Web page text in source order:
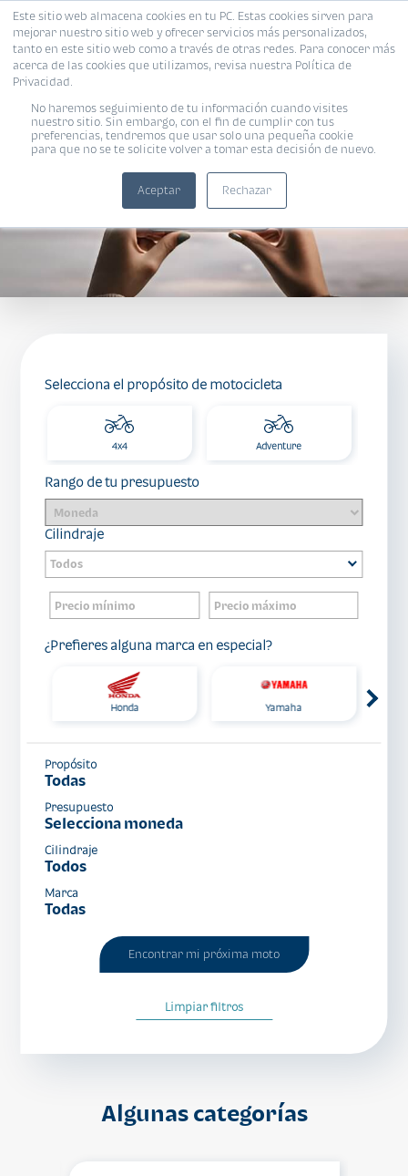
Este sitio web almacena cookies en tu PC. Estas cookies sirven para
mejorar nuestro sitio web y ofrecer servicios más personalizados,
tanto en este sitio web como a través de otras redes. Para conocer más
acerca de las cookies que utilizamos, revisa nuestra Política de
Privacidad.
No haremos seguimiento de tu información cuando visites
nuestro sitio. Sin embargo, con el fin de cumplir con tus
preferencias, tendremos que usar solo una pequeña cookie
para que no se te solicite volver a tomar esta decisión de nuevo.
Aceptar Rechazar
MOTOS Bi
Selecciona el propósito de motocicleta
4x4 Adventure
Rango de tu presupuesto
Cilindraje
¿Prefieres alguna marca en especial?
Honda Yamaha
Propósito
Todas
Presupuesto
Selecciona moneda
Cilindraje
Todos
Marca
Todas
Encontrar mi próxima moto
Limpiar filtros
Algunas categorías